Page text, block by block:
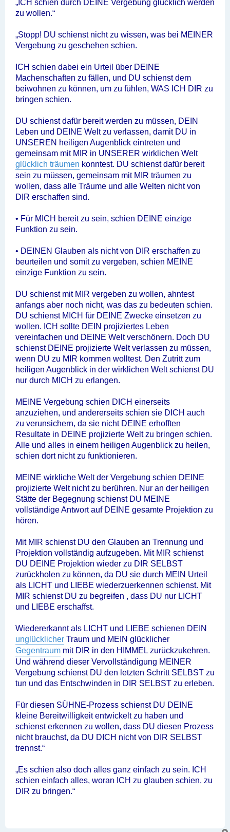
„ICH schien durch DEINE Vergebung glücklich werden
zu wollen.“
„Stopp! DU schienst nicht zu wissen, was bei MEINER
Vergebung zu geschehen schien.
ICH schien dabei ein Urteil über DEINE
Machenschaften zu fällen, und DU schienst dem
beiwohnen zu können, um zu fühlen, WAS ICH DIR zu
bringen schien.
DU schienst dafür bereit werden zu müssen, DEIN
Leben und DEINE Welt zu verlassen, damit DU in
UNSEREN heiligen Augenblick eintreten und
gemeinsam mit MIR in UNSERER wirklichen Welt
glücklich träumen konntest. DU schienst dafür bereit
sein zu müssen, gemeinsam mit MIR träumen zu
wollen, dass alle Träume und alle Welten nicht von
DIR erschaffen sind.
• Für MICH bereit zu sein, schien DEINE einzige
Funktion zu sein.
• DEINEN Glauben als nicht von DIR erschaffen zu
beurteilen und somit zu vergeben, schien MEINE
einzige Funktion zu sein.
DU schienst mit MIR vergeben zu wollen, ahntest
anfangs aber noch nicht, was das zu bedeuten schien.
DU schienst MICH für DEINE Zwecke einsetzen zu
wollen. ICH sollte DEIN projiziertes Leben
vereinfachen und DEINE Welt verschönern. Doch DU
schienst DEINE projizierte Welt verlassen zu müssen,
wenn DU zu MIR kommen wolltest. Den Zutritt zum
heiligen Augenblick in der wirklichen Welt schienst DU
nur durch MICH zu erlangen.
MEINE Vergebung schien DICH einerseits
anzuziehen, und andererseits schien sie DICH auch
zu verunsichern, da sie nicht DEINE erhofften
Resultate in DEINE projizierte Welt zu bringen schien.
Alle und alles in einem heiligen Augenblick zu heilen,
schien dort nicht zu funktionieren.
MEINE wirkliche Welt der Vergebung schien DEINE
projizierte Welt nicht zu berühren. Nur an der heiligen
Stätte der Begegnung schienst DU MEINE
vollständige Antwort auf DEINE gesamte Projektion zu
hören.
Mit MIR schienst DU den Glauben an Trennung und
Projektion vollständig aufzugeben. Mit MIR schienst
DU DEINE Projektion wieder zu DIR SELBST
zurückholen zu können, da DU sie durch MEIN Urteil
als LICHT und LIEBE wiederzuerkennen schienst. Mit
MIR schienst DU zu begreifen , dass DU nur LICHT
und LIEBE erschaffst.
Wiedererkannt als LICHT und LIEBE schienen DEIN
unglücklicher Traum und MEIN glücklicher
Gegentraum mit DIR in den HIMMEL zurückzukehren.
Und während dieser Vervollständigung MEINER
Vergebung schienst DU den letzten Schritt SELBST zu
tun und das Entschwinden in DIR SELBST zu erleben.
Für diesen SÜHNE-Prozess schienst DU DEINE
kleine Bereitwilligkeit entwickelt zu haben und
schienst erkennen zu wollen, dass DU diesen Prozess
nicht brauchst, da DU DICH nicht von DIR SELBST
trennst.“
„Es schien also doch alles ganz einfach zu sein. ICH
schien einfach alles, woran ICH zu glauben schien, zu
DIR zu bringen.“